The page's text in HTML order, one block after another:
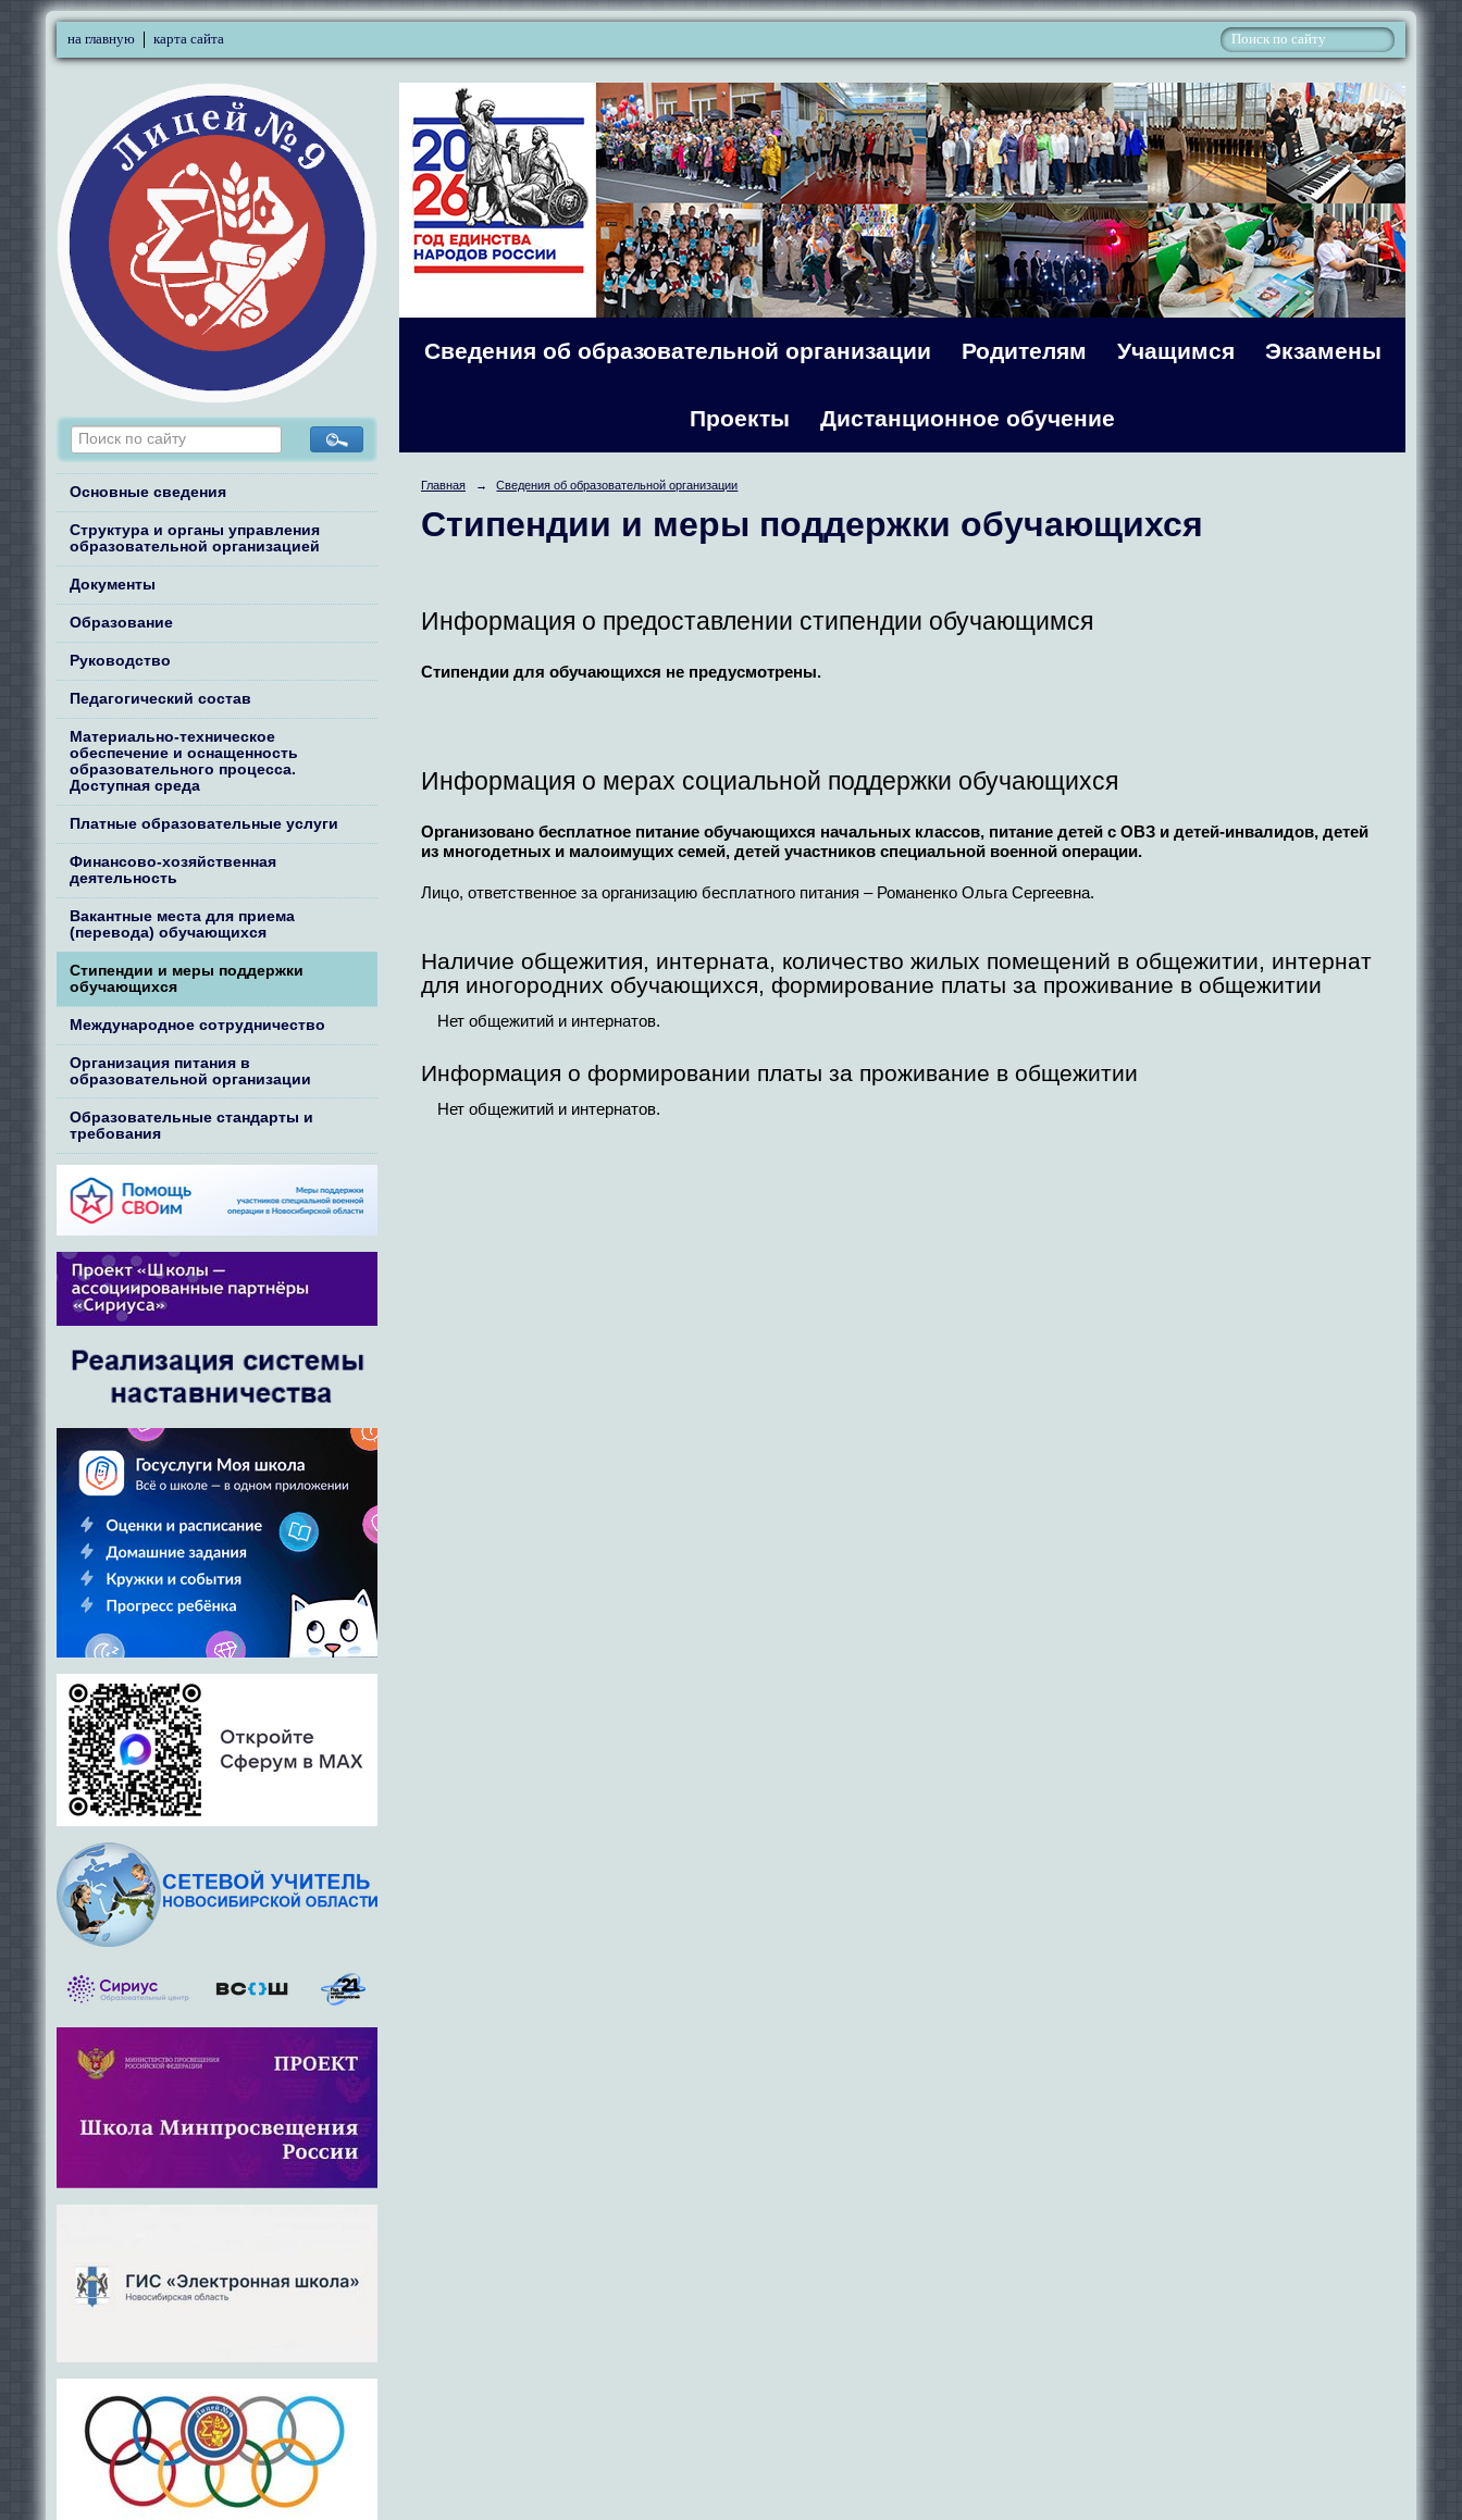
на главную карта сайта
Основные сведения
Структура и органы управления
образовательной организацией
Документы
Образование
Руководство
Педагогический состав
Материально-техническое
обеспечение и оснащенность
образовательного процесса.
Доступная среда
Платные образовательные услуги
Финансово-хозяйственная
деятельность
Вакантные места для приема
(перевода) обучающихся
Стипендии и меры поддержки
обучающихся
Международное сотрудничество
Организация питания в
образовательной организации
Образовательные стандарты и
требования
Сведения об образовательной организации Родителям Учащимся Экзамены
Проекты Дистанционное обучение
Главная → Сведения об образовательной организации
Стипендии и меры поддержки обучающихся
Информация о предоставлении стипендии обучающимся
Стипендии для обучающихся не предусмотрены.
Информация о мерах социальной поддержки обучающихся
Организовано бесплатное питание обучающихся начальных классов, питание детей с ОВЗ и детей-инвалидов, детей
из многодетных и малоимущих семей, детей участников специальной военной операции.
Лицо, ответственное за организацию бесплатного питания – Романенко Ольга Сергеевна.
Наличие общежития, интерната, количество жилых помещений в общежитии, интернат
для иногородних обучающихся, формирование платы за проживание в общежитии
Нет общежитий и интернатов.
Информация о формировании платы за проживание в общежитии
Нет общежитий и интернатов.